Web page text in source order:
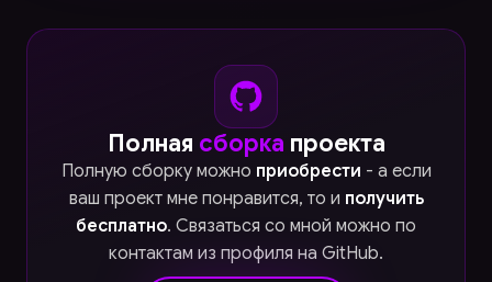
Полная сборка проекта
Полную сборку можно приобрести - а если
ваш проект мне понравится, то и получить
бесплатно. Связаться со мной можно по
контактам из профиля на GitHub.